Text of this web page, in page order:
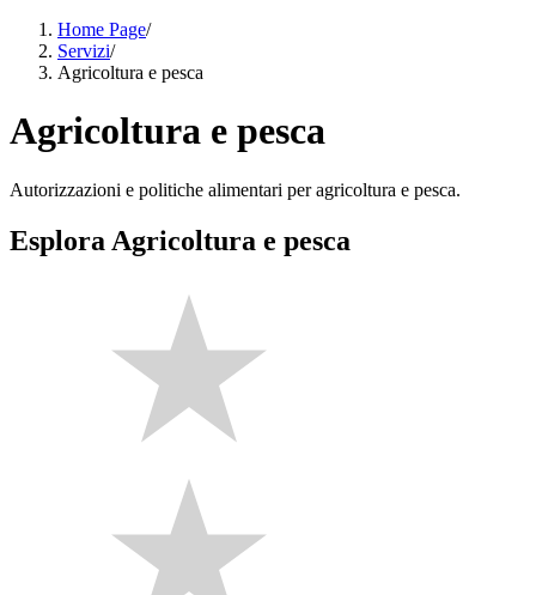
Home Page/
Servizi/
Agricoltura e pesca
Agricoltura e pesca
Autorizzazioni e politiche alimentari per agricoltura e pesca.
Esplora Agricoltura e pesca